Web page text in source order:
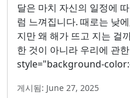
달은 마치 자신의 일정에
럼 느껴집니다. 때로는 낮
지만 왜 해가 뜨고 지는 걸
한 것이 아니라 우리에 관
style="background-
게시됨: June 27, 2025